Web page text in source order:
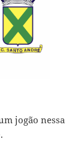
jogão nessa
.